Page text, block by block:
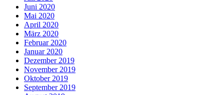
Juni 2020
Mai 2020
April 2020
März 2020
Februar 2020
Januar 2020
Dezember 2019
November 2019
Oktober 2019
September 2019